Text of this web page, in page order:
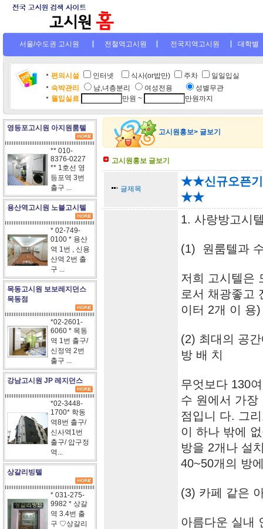
서울/수도권 고시원 전철역고시원 전국지역고시원 대학별
편의시설 인터넷 식사(or밥만) 주차
일일입실
숙박관리
남,녀층분리 여성전용
성별무관
월입실료
만원 ~ 만원까지
영등포고시원 아지원룸텔
** 010-
8376-0227
** 1호선 영
등포역 3번
출구 ...
용산역고시원 노블고시텔
* 02-749-
0100 * 용산
역 1번 , 신용
산역 2번 출
구 ...
목동고시원 보보레지던스
목동점
*02-2601-
6060 * 목동
역 1번 출구/
신정역 2번
출구 ...
강남고시원 JP 레지던스
*02-3448-
1700* 학동
역8번 출구/
신사역1번
출구/ 압구정
역...
상갈리빙텔
* 031-275-
9982 * 상갈
역 3.4번 출
구 ♡상갈리
고시원홍보> 글보기
고시원홍보 글보기
글제목
★★신규오픈기
★★
1. 사랑방고시
(1) 원룸텔과
저희 고시텔은
로서 채광좋고
이터 2개 이 용)
(2) 최대의 공
방 배 치
무엇보다 130
수 원에서 가장
점입니 다. 그
이 하나 밖에
방을 2개나 설
40~50개의 방
(3) 카페 같은
아름다운 실내